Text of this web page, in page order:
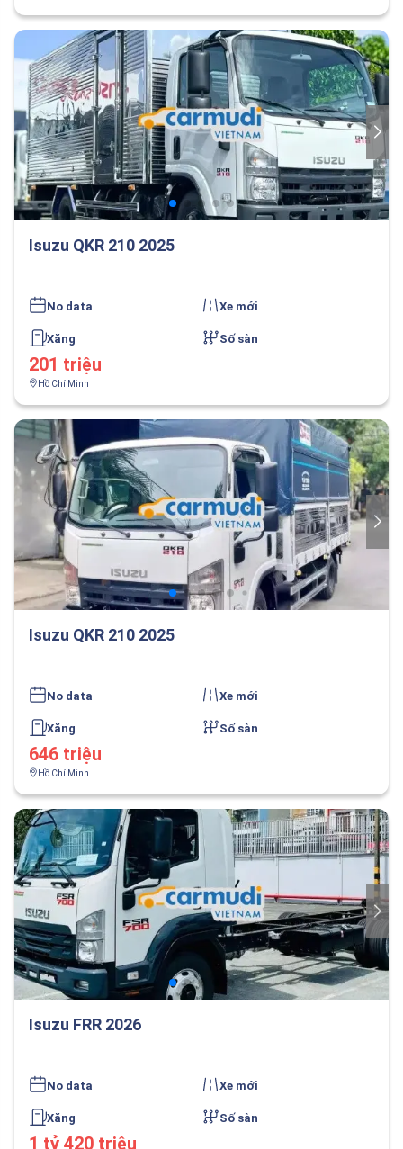
Isuzu QKR 210 2025
No data Xe mới
Xăng Số sàn
201 triệu
Hồ Chí Minh
Isuzu QKR 210 2025
No data Xe mới
Xăng Số sàn
646 triệu
Hồ Chí Minh
Isuzu FRR 2026
No data Xe mới
Xăng Số sàn
1 tỷ 420 triệu